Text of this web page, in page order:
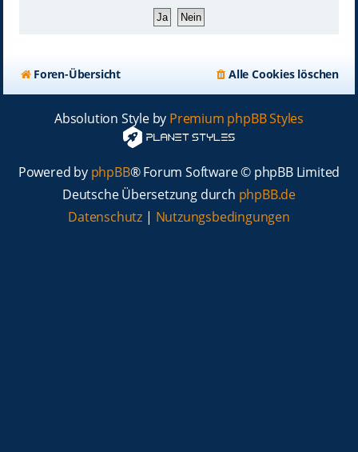
Foren-Übersicht Alle Cookies löschen
Absolution Style by Premium phpBB Styles
Powered by phpBB® Forum Software © phpBB Limited
Deutsche Übersetzung durch phpBB.de
Datenschutz | Nutzungsbedingungen